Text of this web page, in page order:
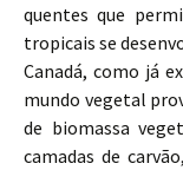
quentes que
tropicais se
Canadá, como já
mundo vegetal
de biomassa
camadas de